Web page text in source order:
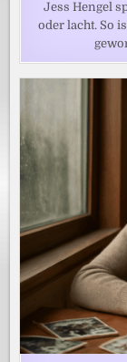
Jess Hengel
oder lacht. So